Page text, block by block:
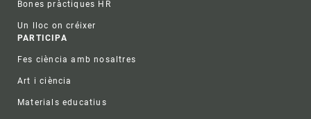
Bones pràctiques HR
Un lloc on créixer
PARTICIPA
Fes ciència amb nosaltres
Art i ciència
Materials educatius